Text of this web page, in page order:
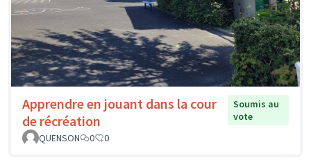
Apprendre en jouant dans la cour
de récréation
Soumis au
vote
QUENSON
0 0